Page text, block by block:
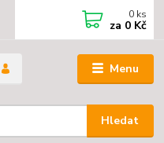
Menu
Hledat
0 ks
za 0 Kč